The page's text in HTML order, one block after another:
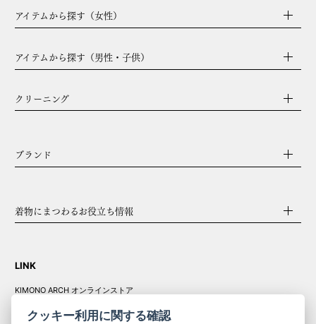
アイテムから探す（女性）
アイテムから探す（男性・子供）
クリーニング
ブランド
着物にまつわるお役立ち情報
LINK
KIMONO ARCH オンラインストア
クッキー利用に関する確認